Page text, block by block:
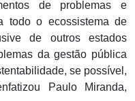
de problemas e
todo o ecossistema de
de outros estados
da gestão pública
se possível,
Paulo Miranda,